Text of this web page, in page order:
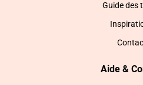
Guide des
Aide &